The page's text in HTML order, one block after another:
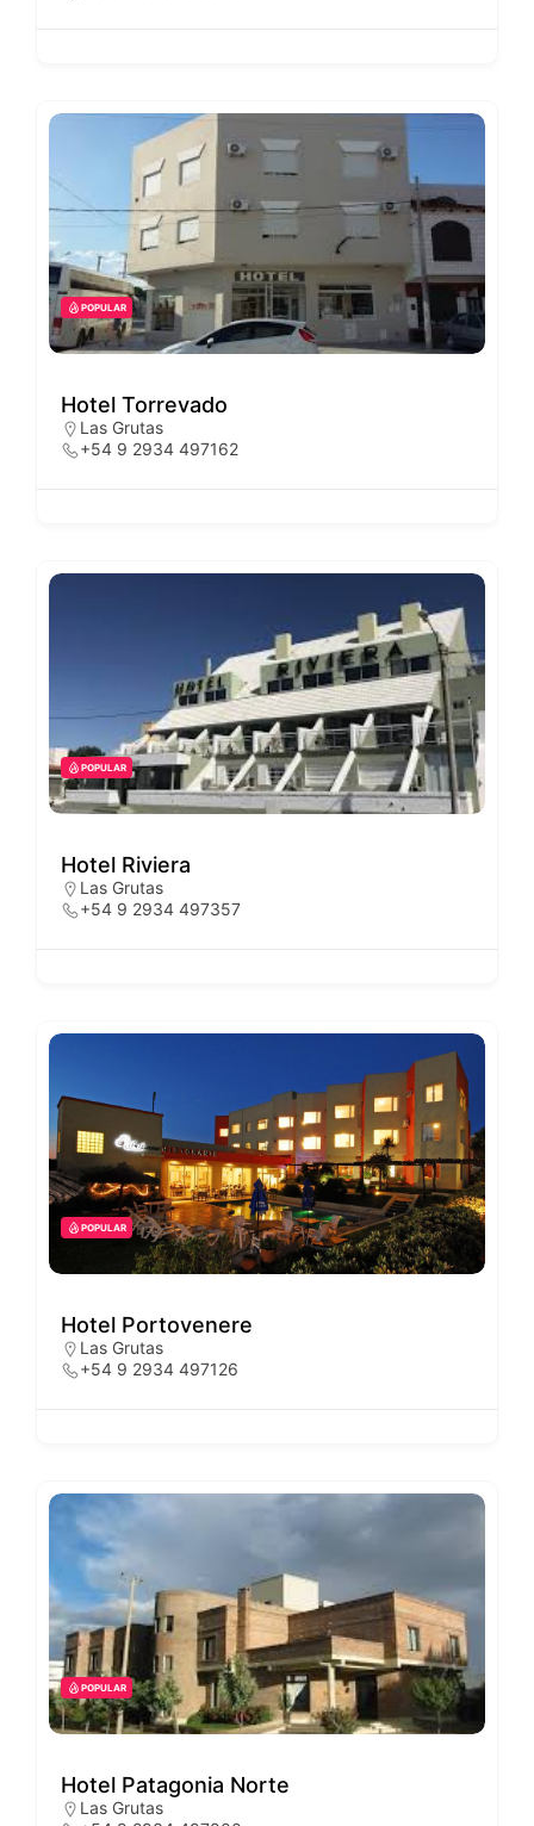
POPULAR
Hotel Torrevado
Las Grutas
+54 9 2934 497162
POPULAR
Hotel Riviera
Las Grutas
+54 9 2934 497357
POPULAR
Hotel Portovenere
Las Grutas
+54 9 2934 497126
POPULAR
Hotel Patagonia Norte
Las Grutas